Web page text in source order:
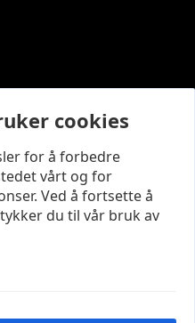
cookies
for å forbedre
vårt og for
Ved å fortsette å
du til vår bruk av